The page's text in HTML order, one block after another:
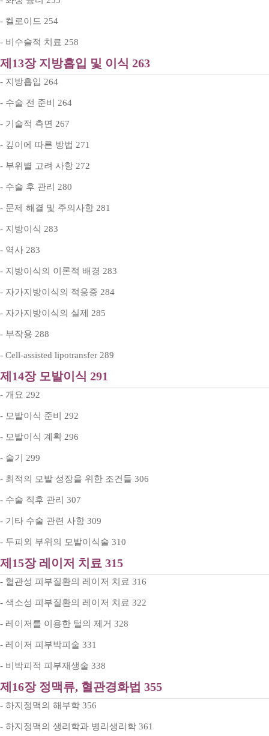
- 켈로이드 254
- 비수술적 치료 258
제13장 지방흡입 및 이식 263
- 지방흡입 264
- 수술 전 준비 264
- 기술적 측면 267
- 깊이에 따른 방법 271
- 부위별 고려 사항 272
- 수술 후 관리 280
- 문제 해결 및 주의사항 281
- 지방이식 283
- 역사 283
- 지방이식의 이론적 배경 283
- 자가지방이식의 적응증 284
- 자가지방이식의 실제 285
- 부작용 288
- Cell-assisted lipotransfer 289
제14장 모발이식 291
- 개요 292
- 모발이식 준비 292
- 모발이식 계획 296
- 술기 299
- 최적의 모발 성장을 위한 조건들 306
- 수술 직후 관리 307
- 기타 수술 관련 사항 309
- 두피외 부위의 모발이식술 310
제15장 레이저 치료 315
- 혈관성 피부질환의 레이저 치료 316
- 색소성 피부질환의 레이저 치료 322
- 레이저를 이용한 털의 제거 328
- 레이저 피부박피술 331
- 비박피적 피부재생술 338
제16장 정맥류, 혈관경화법 355
- 하지정맥의 해부학 356
- 하지정맥의 생리학과 병리생리학 361